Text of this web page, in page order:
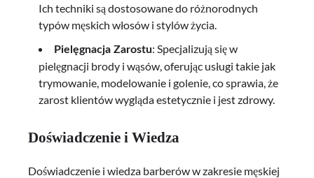
Ich techniki są dostosowane do różnorodnych
typów męskich włosów i stylów życia.
Pielęgnacja Zarostu: Specjalizują się w
pielęgnacji brody i wąsów, oferując usługi takie jak
trymowanie, modelowanie i golenie, co sprawia, że
zarost klientów wygląda estetycznie i jest zdrowy.
Doświadczenie i Wiedza
Doświadczenie i wiedza barberów w zakresie męskiej